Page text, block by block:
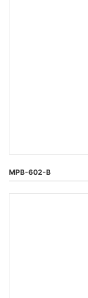
MPB-602-B